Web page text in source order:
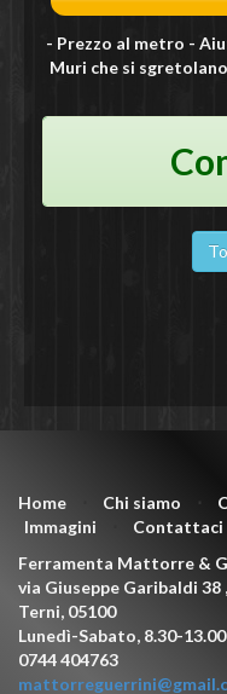
- Prezzo al metro -
Muri che si
Home Chi siamo ⋅
Immagini
Contattaci
Ferramenta Mattorre &
via Giuseppe Garibaldi 38 ,
Terni, 05100
Lunedì-Sabato, 8.30-
0744 404763